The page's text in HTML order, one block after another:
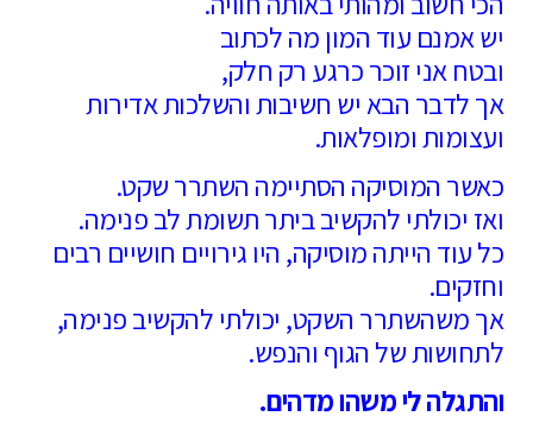
יש אמנם עוד המון מה לכתוב
ובטח אני זוכר כרגע רק חלק,
אך לדבר הבא יש חשיבות והשלכות אדירות
ועצומות ומופלאות.
כאשר המוסיקה הסתיימה השתרר שקט.
ואז יכולתי להקשיב ביתר תשומת לב פנימה.
כל עוד הייתה מוסיקה, היו גירויים חושיים רבים
וחזקים.
אך משהשתרר השקט, יכולתי להקשיב פנימה,
לתחושות של הגוף והנפש.
והתגלה לי משהו מדהים.